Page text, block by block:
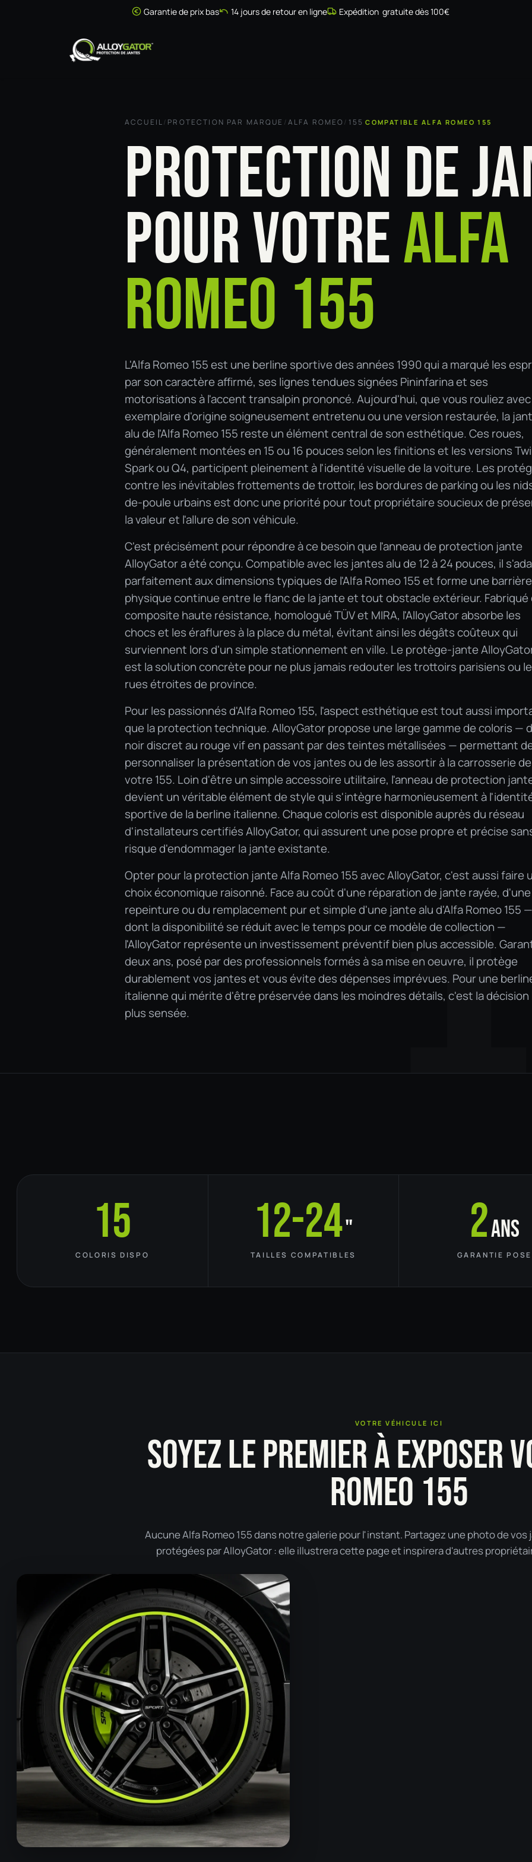
Garantie de prix bas 14 jours de retour en ligne Expédition gratuite dès 100€
ACCUEIL/ PROTECTION PAR MARQUE /ALFA ROMEO/ 155 COMPATIBLE ALFA ROMEO 155
PROTECTION DE
POUR VOTREALFA
ROMEO 155
L'Alfa Romeo 155 est une berline sportive des années 1990 qui a marqué les
par son caractère affirmé, ses lignes tendues signées Pininfarina et ses
motorisations à l'accent transalpin prononcé. Aujourd'hui, que vous rouliez
exemplaire d'origine soigneusement entretenu ou une version restaurée, la
alu de l'Alfa Romeo 155 reste un élément central de son esthétique. Ces roues,
généralement montées en 15 ou 16 pouces selon les finitions et les versions
Spark ou Q4, participent pleinement à l'identité visuelle de la voiture. Les
contre les inévitables frottements de trottoir, les bordures de parking ou les
de-poule urbains est donc une priorité pour tout propriétaire soucieux de
la valeur et l'allure de son véhicule.
C'est précisément pour répondre à ce besoin que l'anneau de protection jante
AlloyGator a été conçu. Compatible avec les jantes alu de 12 à 24 pouces, il
parfaitement aux dimensions typiques de l'Alfa Romeo 155 et forme une barrière
physique continue entre le flanc de la jante et tout obstacle extérieur. Fabriqué
composite haute résistance, homologué TÜV et MIRA, l'AlloyGator absorbe les
chocs et les éraflures à la place du métal, évitant ainsi les dégâts coûteux qui
surviennent lors d'un simple stationnement en ville. Le protège-jante
est la solution concrète pour ne plus jamais redouter les trottoirs parisiens ou
rues étroites de province.
Pour les passionnés d'Alfa Romeo 155, l'aspect esthétique est tout aussi
que la protection technique. AlloyGator propose une large gamme de coloris —
noir discret au rouge vif en passant par des teintes métallisées — permettant
personnaliser la présentation de vos jantes ou de les assortir à la carrosserie de
votre 155. Loin d'être un simple accessoire utilitaire, l'anneau de protection
devient un véritable élément de style qui s'intègre harmonieusement à
sportive de la berline italienne. Chaque coloris est disponible auprès du réseau
d'installateurs certifiés AlloyGator, qui assurent une pose propre et précise
risque d'endommager la jante existante.
Opter pour la protection jante Alfa Romeo 155 avec AlloyGator, c'est aussi faire
choix économique raisonné. Face au coût d'une réparation de jante rayée, d'une
repeinture ou du remplacement pur et simple d'une jante alu d'Alfa Romeo 155 —
dont la disponibilité se réduit avec le temps pour ce modèle de collection —
l'AlloyGator représente un investissement préventif bien plus accessible.
deux ans, posé par des professionnels formés à sa mise en oeuvre, il protège
durablement vos jantes et vous évite des dépenses imprévues. Pour une
italienne qui mérite d'être préservée dans les moindres détails, c'est la décision
plus sensée.
15
COLORIS DISPO
12-24"
TAILLES COMPATIBLES
2ans
GARANTIE POSE
VOTRE VÉHICULE ICI
SOYEZ LE PREMIER À EXPOSER
ROMEO 155
Aucune Alfa Romeo 155 dans notre galerie pour l'instant. Partagez une photo de vos
protégées par AlloyGator : elle illustrera cette page et inspirera d'autres